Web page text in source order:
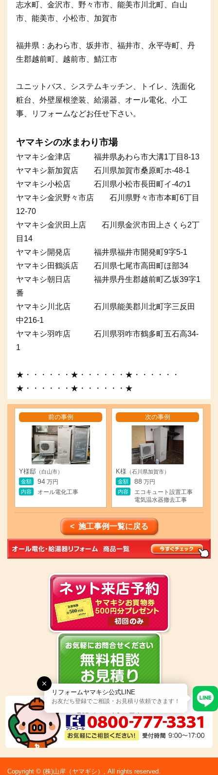
志水町、金沢市、野々市市、能美市川北町、白山
市、能美市、小松市、加賀市
福井県：あわら市、坂井市、福井市、永平寺町、丹
生郡越前町、越前市、鯖江市
ユニットバス、システムキッチン、トイレ、洗面化
粧台、外壁屋根塗装、給湯器、オール電化、小工
事、リフォームなどお任せ下さい。
ヤマキシの水まわり市場
ヤマキシ金津店 福井県あわら市大溝1丁目8-13
ヤマキシ新加賀店 石川県加賀市桑原町ホ-48-1
ヤマキシ小松店 石川県小松市長田町イ-4の1
ヤマキシ金沢野々市店 石川県野々市市本町6丁目
12-70
ヤマキシ金沢田上店 石川県金沢市田上さくら2丁
目14
ヤマキシ開発店 福井県福井市開発町9字5-1
ヤマキシ田鶴浜店 石川県七尾市高田町ほ部34
ヤマキシ朝日店 福井県丹生郡越前町乙坂39字1
番
ヤマキシ川北店 石川県能美郡川北町字三反田
中216-1
ヤマキシ羽咋店 石川県羽咋市鶴多町五石高34-
1
★・・・・・・★・・・・・・★・・・・・・
★・・・・・・★・・・・・・★
前の事例
Y様邸 （白山市）
金額
94 万円
内容
オール電化工事
次の事例
K様 （石川県加賀市）
金額
88 万円
内容
エコキュート設置工事
電気温水器撤去工事
< 施工事例一覧に戻る
Copyright © (株)山岸（ヤマギシ）, All rights reserved.
リフォームヤマキシ公式LINE
お友だち登録でご相談・お見積り依頼できます！